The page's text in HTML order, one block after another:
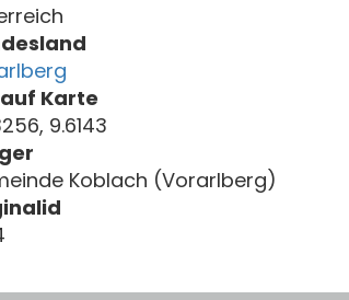
Karte
9.6143
Koblach (Vorarlberg)